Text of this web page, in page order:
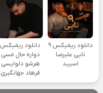
دانلود ریمیکس ۹
تایی علیرضا
اسپید
دانلود ریمیکس
دواره حال مسی
هرشو دلواپسی
فرهاد جهانگیری